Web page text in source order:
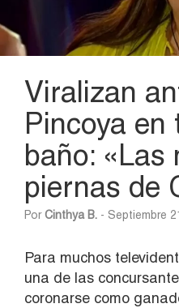
Viralizan
Pincoya en
baño: «Las
piernas de
PorCinthya B. - Septiembre
Para muchos
una de las
coronarse como